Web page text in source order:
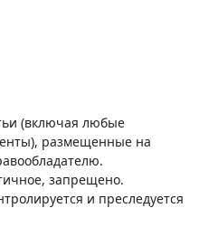
(включая любые
размещенные на
запрещено.
и преследуется